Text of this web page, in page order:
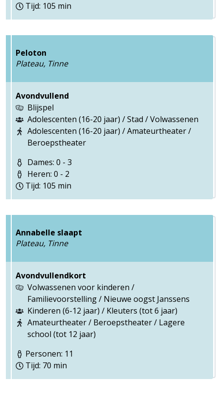
Tijd: 105 min
Peloton
Plateau, Tinne
Avondvullend
Blijspel
Adolescenten (16-20 jaar) / Stad / Volwassenen
Adolescenten (16-20 jaar) / Amateurtheater /
Beroepstheater
Dames: 0 - 3
Heren: 0 - 2
Tijd: 105 min
Annabelle slaapt
Plateau, Tinne
Avondvullendkort
Volwassenen voor kinderen /
Familievoorstelling / Nieuwe oogst Janssens
Kinderen (6-12 jaar) / Kleuters (tot 6 jaar)
Amateurtheater / Beroepstheater / Lagere
school (tot 12 jaar)
Personen: 11
Tijd: 70 min